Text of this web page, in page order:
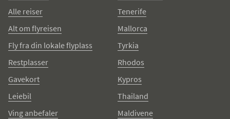
Alle reiser
Alt om flyreisen
Fly fra din lokale flyplass
Restplasser
Gavekort
Leiebil
Ving anbefaler
Tenerife
Mallorca
Tyrkia
Rhodos
Kypros
Thailand
Maldivene